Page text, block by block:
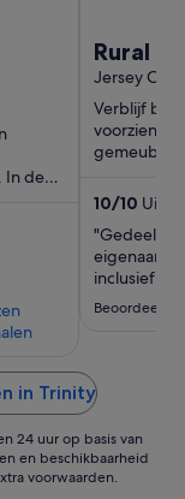
In de
Rural
Jersey
Verblijf bij
10/10
"Gedeelde
eigenaar.
inclusief
kleintje:
Beoordeeld
in Trinity
24 uur op basis van
en beschikbaarheid
voorwaarden.